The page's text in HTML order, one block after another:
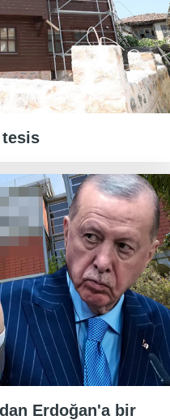
tesis
Erdoğan'a bir